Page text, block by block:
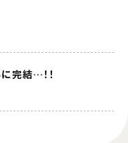
完結…！！